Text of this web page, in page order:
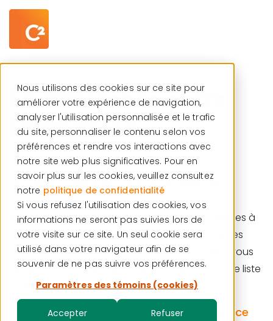
Nous utilisons des cookies sur ce site pour
améliorer votre expérience de navigation,
analyser l'utilisation personnalisée et le trafic
du site, personnaliser le contenu selon vos
préférences et rendre vos interactions avec
notre site web plus significatives. Pour en
savoir plus sur les cookies, veuillez consultez
notre politique de confidentialité
Si vous refusez l'utilisation des cookies, vos
informations ne seront pas suivies lors de
votre visite sur ce site. Un seul cookie sera
utilisé dans votre navigateur afin de se
souvenir de ne pas suivre vos préférences.
Paramètres des témoins (cookies)
Accepter Refuser
Centre de ressources
Français
La différence entre
ITSM et ITIL
Explorer les cadres de travail degestion des
servicesdisponibles peut sembler un défi
insurmontable parsemé d’acronymes impossibles à
déchiffrer. Par contre, certains de ces acronymes
valent la peine d’être bien compris pour mieux vous
guider dans vos décisions. Les premiers sur cette liste
: ITSM et ITIL.
ITSM signifie «Information Technology Service